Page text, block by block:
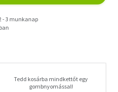
- 3 munkanap
Tedd kosárba mindkettőt egy
gombnyomással!